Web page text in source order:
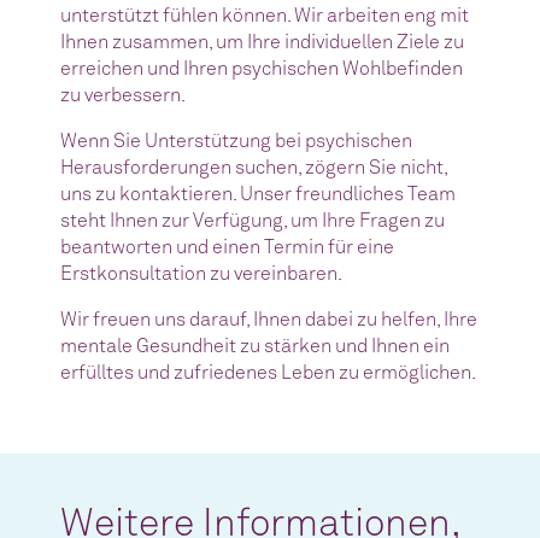
unterstützt fühlen können. Wir arbeiten eng mit
Ihnen zusammen, um Ihre individuellen Ziele zu
erreichen und Ihren psychischen Wohlbefinden
zu verbessern.
Wenn Sie Unterstützung bei psychischen
Herausforderungen suchen, zögern Sie nicht,
uns zu kontaktieren. Unser freundliches Team
steht Ihnen zur Verfügung, um Ihre Fragen zu
beantworten und einen Termin für eine
Erstkonsultation zu vereinbaren.
Wir freuen uns darauf, Ihnen dabei zu helfen, Ihre
mentale Gesundheit zu stärken und Ihnen ein
erfülltes und zufriedenes Leben zu ermöglichen.
Weitere Informationen,